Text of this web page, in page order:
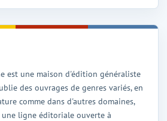
est une maison d'édition généraliste
des ouvrages de genres variés, en
comme dans d'autres domaines,
une ligne éditoriale ouverte à